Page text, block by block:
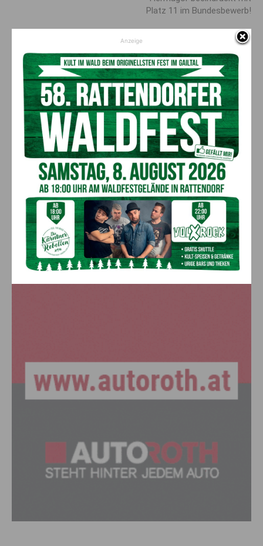
Platz 11 im Bundesbewerb!
AKTUELLES
Kirchtag in St. Lorenzen
Aktuell 6. August 2026
50 Liter Kraftstoff ausgetreten:
Feuerwehreinsatz in Möderndorf
Aktuell 5. August 2026
Großeinsatz in Arnoldstein:
Grenzüberschreitende Suchaktion nach
Schweizer (67)
Aktuell 5. August 2026
Anzeige